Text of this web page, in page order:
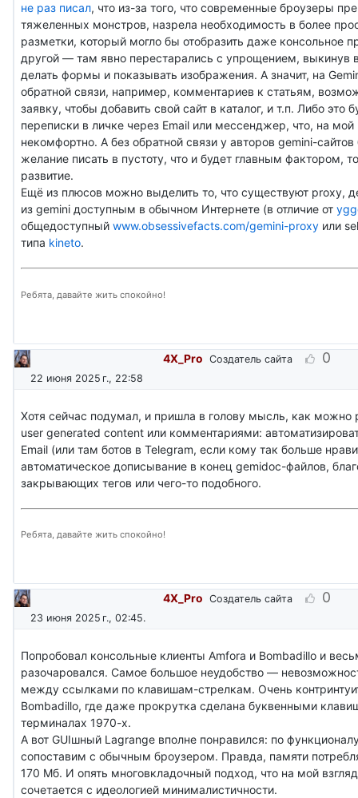
не раз писал, что из-за того, что современные броузеры
тяжеленных монстров, назрела необходимость в более
разметки, который могло бы отобразить даже консольное
другой — там явно перестарались с упрощением, выкинув
делать формы и показывать изображения. А значит, на
обратной связи, например, комментариев к статьям,
заявку, чтобы добавить свой сайт в каталог, и т.п. Либо это
переписки в личке через Email или мессенджер, что, на мой
некомфортно. А без обратной связи у авторов gemini-
желание писать в пустоту, что и будет главным фактором,
развитие.
Ещё из плюсов можно выделить то, что существуют proxy,
из gemini доступным в обычном Интернете (в отличие от
общедоступный www.obsessivefacts.com/gemini-proxy или
типа kineto.
Ребята, давайте жить спокойно!
4X_Pro Создатель сайта 0
22 июня 2025 г., 22:58
Хотя сейчас подумал, и пришла в голову мысль, как можно
user generated content или комментариями:
Email (или там ботов в Telegram, если кому так больше
автоматическое дописывание в конец gemidoc-файлов,
закрывающих тегов или чего-то подобного.
Ребята, давайте жить спокойно!
4X_Pro Создатель сайта 0
23 июня 2025 г., 02:45.
Попробовал консольные клиенты Amfora и Bombadillo и
разочаровался. Самое большое неудобство —
между ссылками по клавишам-стрелкам. Очень
Bombadillo, где даже прокрутка сделана буквенными
терминалах 1970-х.
А вот GUIшный Lagrange вполне понравился: по
сопоставим с обычным броузером. Правда, памяти
170 Мб. И опять многовкладочный подход, что на мой
сочетается с идеологией минималистичности.